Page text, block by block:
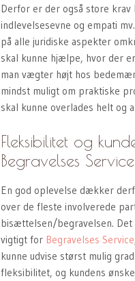
Derfor er der også store krav
indlevelsesevne og empati
på alle juridiske aspekter
skal kunne hjælpe, hvor der
man vægter højt hos
mindst muligt om praktiske
skal kunne overlades helt og
Fleksibilitet og
Begravelses Service
En god oplevelse dækker
over de fleste involverede
bisættelsen/begravelsen. Det
vigtigt for Begravelses Service
kunne udvise størst mulig
fleksibilitet, og kundens